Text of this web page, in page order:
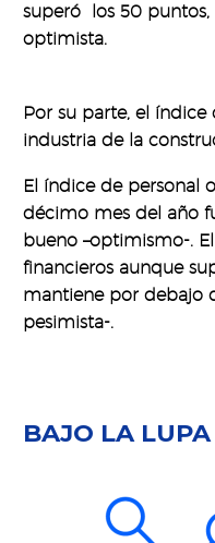
superó los 50 puntos,
optimista.
Por su parte, el
industria de la
El índice de personal
décimo mes del año
bueno –optimismo-.
financieros aunque
mantiene por debajo
pesimista-.
BAJO LA LUPA